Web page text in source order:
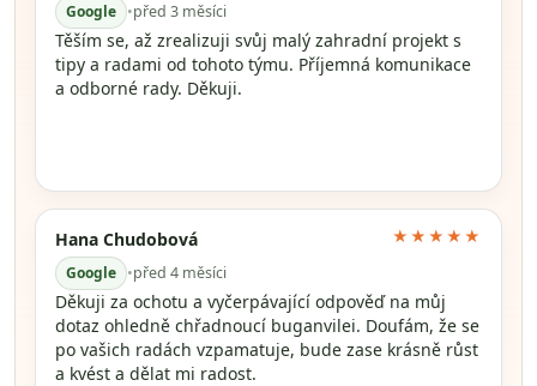
Google •před 3 měsíci
Těším se, až zrealizuji svůj malý zahradní projekt s
tipy a radami od tohoto týmu. Příjemná komunikace
a odborné rady. Děkuji.
Hana Chudobová
Google •před 4 měsíci
★★★★★
Děkuji za ochotu a vyčerpávající odpověď na můj
dotaz ohledně chřadnoucí buganvilei. Doufám, že se
po vašich radách vzpamatuje, bude zase krásně růst
a kvést a dělat mi radost.